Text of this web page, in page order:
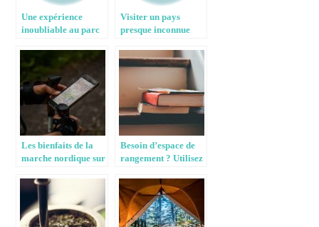
Une expérience
inoubliable au parc
Visiter un pays
presque inconnue
namibie
Les bienfaits de la
marche nordique sur
Besoin d’espace de
rangement ? Utilisez
d’escalier